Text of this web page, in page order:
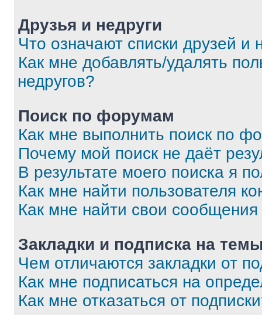
Друзья и недруги
Что означают списки друзей и
Как мне добавлять/удалять
недругов?
Поиск по форумам
Как мне выполнить поиск по
Почему мой поиск не даёт
В результате моего поиска я
Как мне найти пользователя
Как мне найти свои
Закладки и подписка на
Чем отличаются закладки от
Как мне подписаться на
Как мне отказаться от